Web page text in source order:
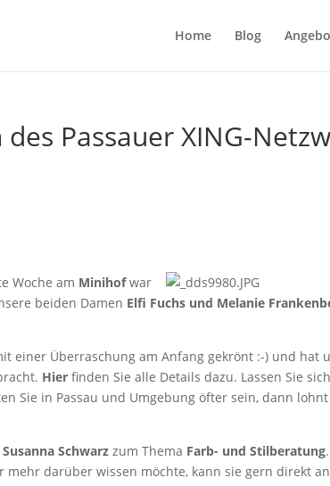
Home Blog
Passauer XING-
Woche am Minihofwar
beiden Damen Elfi Fuchs und Melanie
einer Überraschung am Anfang gekrönt :-) und hat
Hier finden Sie alle Details dazu. Lassen Sie
Sie in Passau und Umgebung öfter sein, dann
Susanna Schwarz zum Thema Farb- und Stilberatung
darüber wissen möchte, kann sie gern direkt